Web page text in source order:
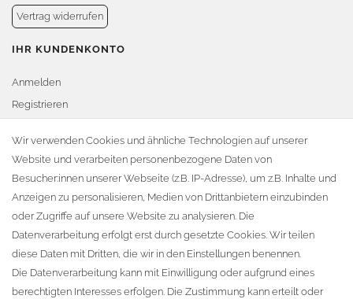
Vertrag widerrufen
IHR KUNDENKONTO
Anmelden
Registrieren
Warenkorb
Zur Kasse
KONTAKT
Fa. Steffen Jost
Söbrigener Weg 50
D-01796 Pirna
Wir verwenden Cookies und ähnliche Technologien auf unserer
Website und verarbeiten personenbezogene Daten von
Besucher:innen unserer Webseite (z.B. IP-Adresse), um z.B. Inhalte und
Anzeigen zu personalisieren, Medien von Drittanbietern einzubinden
oder Zugriffe auf unsere Website zu analysieren. Die
Datenverarbeitung erfolgt erst durch gesetzte Cookies. Wir teilen
diese Daten mit Dritten, die wir in den Einstellungen benennen.
Die Datenverarbeitung kann mit Einwilligung oder aufgrund eines
berechtigten Interesses erfolgen. Die Zustimmung kann erteilt oder